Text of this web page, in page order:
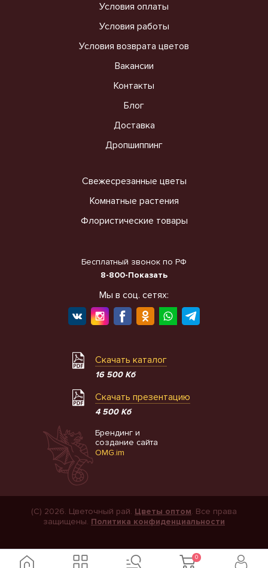
0
Условия оплаты
Условия работы
Условия возврата цветов
Вакансии
Контакты
Блог
Доставка
Дропшиппинг
Свежесрезанные цветы
Комнатные растения
Флористические товары
Бесплатный звонок по РФ
8-800-Показать
Мы в соц. сетях:
Скачать каталог
16 500 Кб
Скачать презентацию
4 500 Кб
Брендинг и
создание сайта
OMG.im
(С) 2026. Цветочный рай. Цветы оптом. Все права
защищены. Политика конфиденциальности